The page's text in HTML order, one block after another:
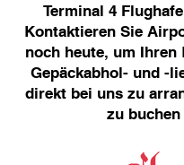
Terminal 4
Kontaktieren Sie
noch heute, um Ihren
Gepäckabhol- und -
direkt bei uns zu
zu buchen